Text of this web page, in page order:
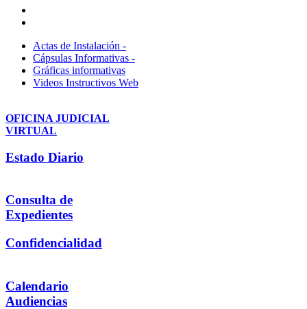
Actas de Instalación -
Cápsulas Informativas -
Gráficas informativas
Videos Instructivos Web
OFICINA JUDICIAL
VIRTUAL
Estado Diario
Consulta de
Expedientes
Confidencialidad
Calendario
Audiencias